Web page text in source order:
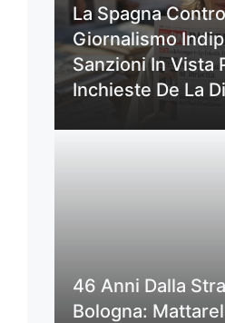
La Spagna
Giornalismo
Sanzioni In Vista
Inchieste De La
46 Anni Dalla
Bologna: